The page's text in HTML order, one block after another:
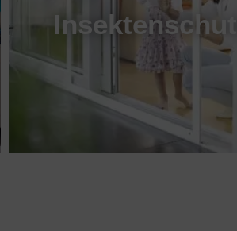
Insektenschutz